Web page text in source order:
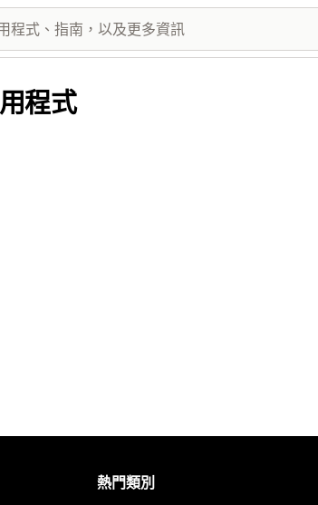
程式
熱門類別